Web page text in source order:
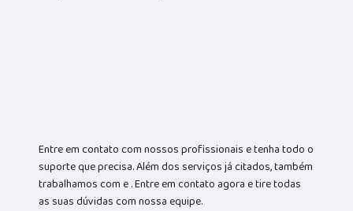
Entre em contato com nossos profissionais e tenha todo o
suporte que precisa. Além dos serviços já citados, também
trabalhamos com e . Entre em contato agora e tire todas
as suas dúvidas com nossa equipe.